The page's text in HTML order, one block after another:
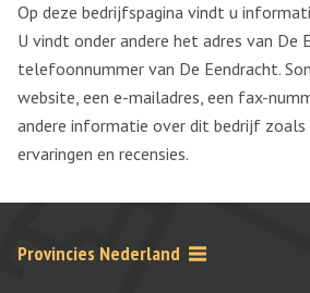
Op deze bedrijfspagina vindt u
U vindt onder andere het adres van De
telefoonnummer van De Eendracht.
website, een e-mailadres, een fax-
andere informatie over dit bedrijf zoals
ervaringen en recensies.
Provincies Nederland